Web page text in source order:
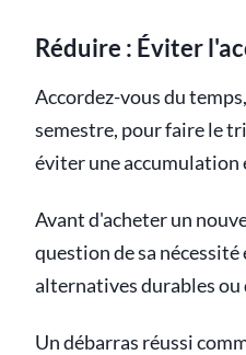
Réduire : Éviter
Accordez-vous du
semestre, pour faire le
éviter une accumulation
Avant d'acheter un
question de sa nécessité
alternatives durables ou
Un débarras réussi